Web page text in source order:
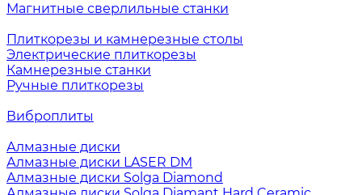
Магнитные сверлильные станки
Плиткорезы и камнерезные столы
Электрические плиткорезы
Камнерезные станки
Ручные плиткорезы
Виброплиты
Алмазные диски
Алмазные диски LASER DM
Алмазные диски Solga Diamond